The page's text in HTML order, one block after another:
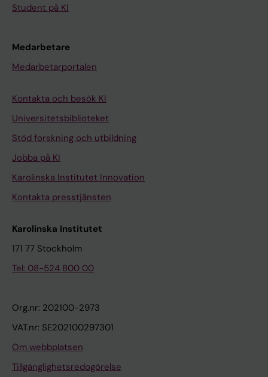
Student på KI
Medarbetare
Medarbetarportalen
Kontakta och besök KI
Universitetsbiblioteket
Stöd forskning och utbildning
Jobba på KI
Karolinska Institutet Innovation
Kontakta presstjänsten
Karolinska Institutet
171 77 Stockholm
Tel: 08-524 800 00
Org.nr: 202100-2973
VAT.nr: SE202100297301
Om webbplatsen
Tillgänglighetsredogörelse